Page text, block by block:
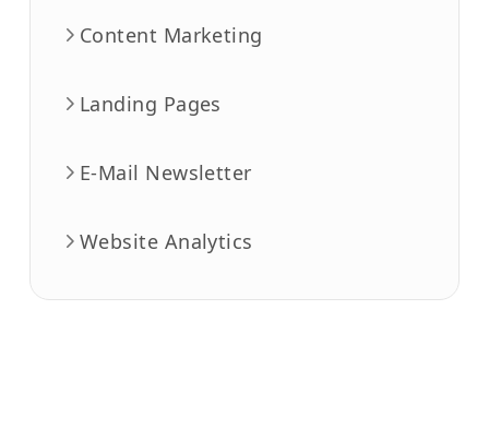
Content Marketing
Landing Pages
E-Mail Newsletter
Website Analytics